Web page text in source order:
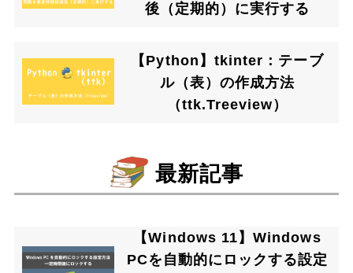
後（定期的）に実行する
【Python】tkinter：テーブ
ル（表）の作成方法
（ttk.Treeview）
最新記事
【Windows 11】Windows
PCを自動的にロックする設定